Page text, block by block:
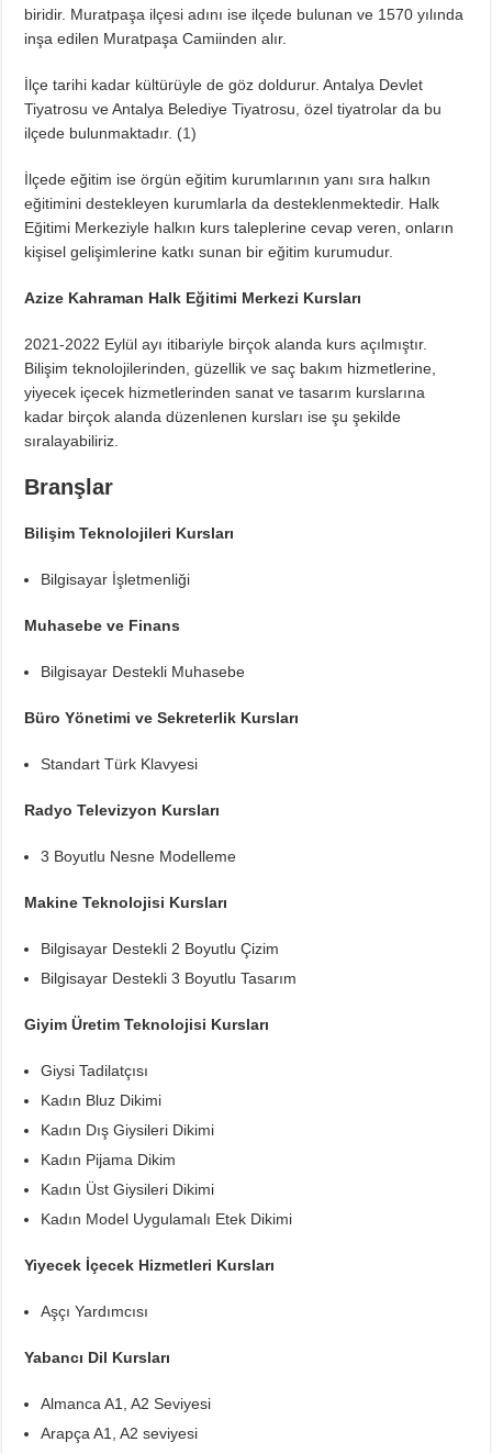
biridir. Muratpaşa ilçesi adını ise ilçede bulunan ve 1570 yılında
inşa edilen Muratpaşa Camiinden alır.
İlçe tarihi kadar kültürüyle de göz doldurur. Antalya Devlet
Tiyatrosu ve Antalya Belediye Tiyatrosu, özel tiyatrolar da bu
ilçede bulunmaktadır. (1)
İlçede eğitim ise örgün eğitim kurumlarının yanı sıra halkın
eğitimini destekleyen kurumlarla da desteklenmektedir. Halk
Eğitimi Merkeziyle halkın kurs taleplerine cevap veren, onların
kişisel gelişimlerine katkı sunan bir eğitim kurumudur.
Azize Kahraman Halk Eğitimi Merkezi Kursları
2021-2022 Eylül ayı itibariyle birçok alanda kurs açılmıştır.
Bilişim teknolojilerinden, güzellik ve saç bakım hizmetlerine,
yiyecek içecek hizmetlerinden sanat ve tasarım kurslarına
kadar birçok alanda düzenlenen kursları ise şu şekilde
sıralayabiliriz.
Branşlar
Bilişim Teknolojileri Kursları
Bilgisayar İşletmenliği
Muhasebe ve Finans
Bilgisayar Destekli Muhasebe
Büro Yönetimi ve Sekreterlik Kursları
Standart Türk Klavyesi
Radyo Televizyon Kursları
3 Boyutlu Nesne Modelleme
Makine Teknolojisi Kursları
Bilgisayar Destekli 2 Boyutlu Çizim
Bilgisayar Destekli 3 Boyutlu Tasarım
Giyim Üretim Teknolojisi Kursları
Giysi Tadilatçısı
Kadın Bluz Dikimi
Kadın Dış Giysileri Dikimi
Kadın Pijama Dikim
Kadın Üst Giysileri Dikimi
Kadın Model Uygulamalı Etek Dikimi
Yiyecek İçecek Hizmetleri Kursları
Aşçı Yardımcısı
Yabancı Dil Kursları
Almanca A1, A2 Seviyesi
Arapça A1, A2 seviyesi